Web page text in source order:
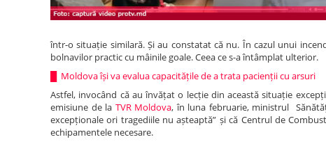
într-o situație similară. Și au constatat că nu. În cazul unui
bolnavilor practic cu mâinile goale. Ceea ce s-a întâmplat ulterior.
Moldova își va evalua capacitățile de a trata pacienții cu arsuri
Astfel, invocând că au învățat o lecție din această situație
emisiune de la TVR Moldova, în luna februarie, ministrul
excepționale ori tragediile nu așteaptă” și că Centrul de
echipamentele necesare.